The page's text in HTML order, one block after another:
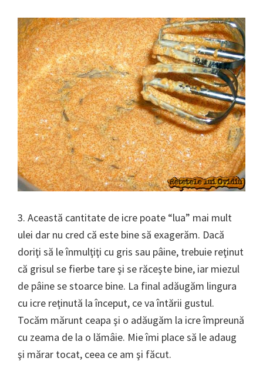
3. Această cantitate de icre poate “lua” mai mult
ulei dar nu cred că este bine să exagerăm. Dacă
doriţi să le înmulţiţi cu gris sau pâine, trebuie reţinut
că grisul se fierbe tare şi se răceşte bine, iar miezul
de pâine se stoarce bine. La final adăugăm lingura
cu icre reţinută la început, ce va întării gustul.
Tocăm mărunt ceapa şi o adăugăm la icre împreună
cu zeama de la o lămâie. Mie îmi place să le adaug
şi mărar tocat, ceea ce am şi făcut.